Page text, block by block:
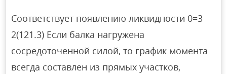
Соответствует появлению ликвидности 0=3
2(121.3) Если балка нагружена
сосредоточенной силой, то график момента
всегда составлен из прямых участков,